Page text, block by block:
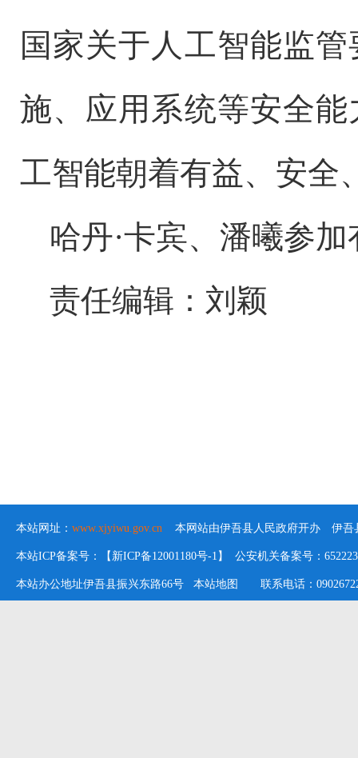
国家关于人工智能监
施、应用系统等安全
工智能朝着有益、安全
哈丹·卡宾、潘曦参
责任编辑：刘颖
本站网址： www.xjyiwu.gov.cn 本网站由伊吾县人民政府开办 伊吾
本站ICP备案号：【新ICP备12001180号-1】 公安机关备案号：
本站办公地址伊吾县振兴东路66号 本站地图 联系电话：